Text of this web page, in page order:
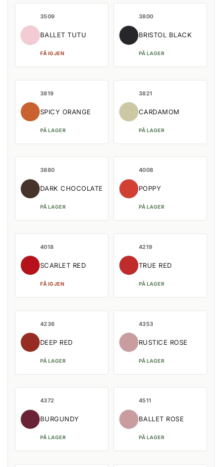
3509
BALLET TUTU
FÅ IGJEN
3800
BRISTOL BLACK
PÅ LAGER
3819
SPICY ORANGE
PÅ LAGER
3821
CARDAMOM
PÅ LAGER
3880
DARK CHOCOLATE
PÅ LAGER
4008
POPPY
PÅ LAGER
4018
SCARLET RED
FÅ IGJEN
4219
TRUE RED
PÅ LAGER
4236
DEEP RED
PÅ LAGER
4353
RUSTICE ROSE
PÅ LAGER
4372
BURGUNDY
PÅ LAGER
4511
BALLET ROSE
PÅ LAGER